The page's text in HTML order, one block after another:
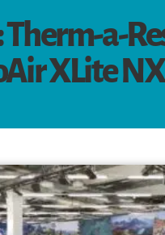
Therm-a-
XLite